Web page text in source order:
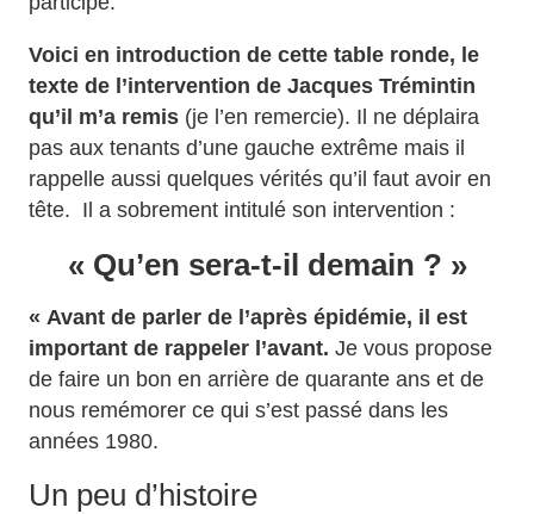
Voici en introduction de cette table ronde, le
texte de l’intervention de Jacques Trémintin
qu’il m’a remis (je l’en remercie). Il ne déplaira
pas aux tenants d’une gauche extrême mais il
rappelle aussi quelques vérités qu’il faut avoir en
tête. Il a sobrement intitulé son intervention :
« Qu’en sera-t-il demain ? »
« Avant de parler de l’après épidémie, il est
important de rappeler l’avant. Je vous propose
de faire un bon en arrière de quarante ans et de
nous remémorer ce qui s’est passé dans les
années 1980.
Un peu d’histoire